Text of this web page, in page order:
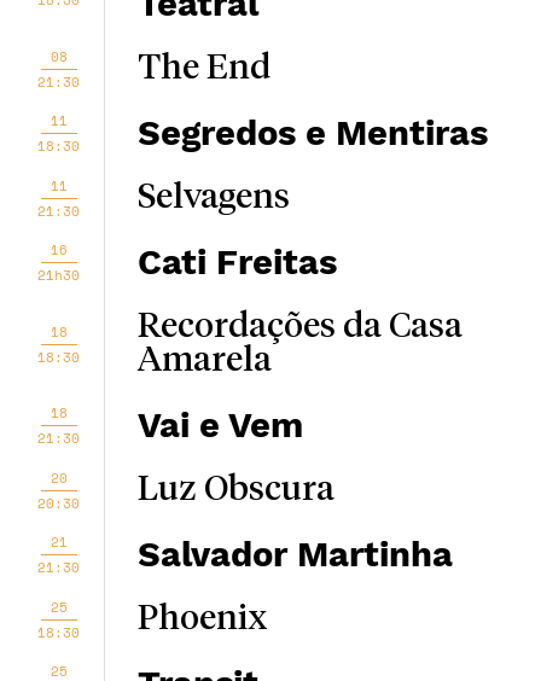
08
21:30
The End
11
18:30
Segredos e Mentiras
11
21:30
Selvagens
16
21h30
Cati Freitas
18
18:30
Recordações da Casa
Amarela
18
21:30
Vai e Vem
20
20:30
Luz Obscura
21
21:30
Salvador Martinha
25
18:30
Phoenix
25